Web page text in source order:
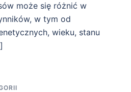
może się różnić w
w tym od
wieku, stanu